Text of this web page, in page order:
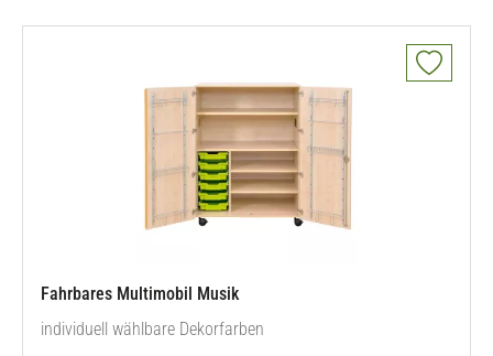
Fahrbares Multimobil Musik
individuell wählbare Dekorfarben